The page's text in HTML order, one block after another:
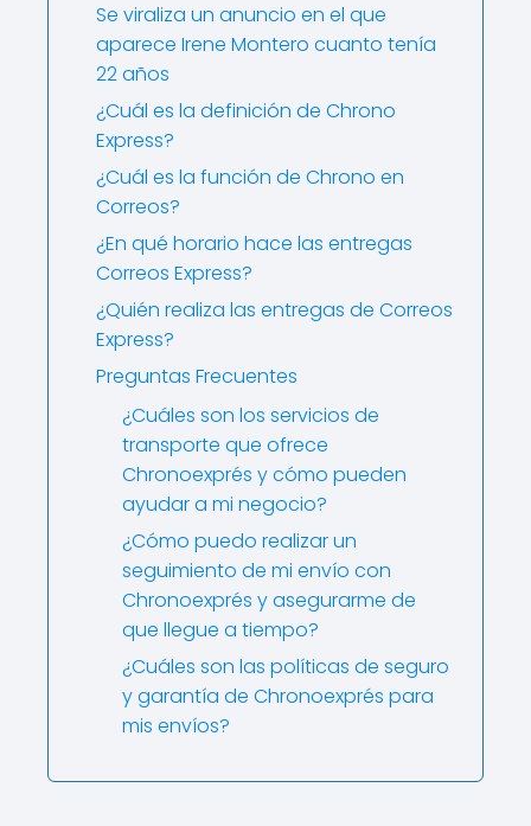
Se viraliza un anuncio en el que
aparece Irene Montero cuanto tenía
22 años
¿Cuál es la definición de Chrono
Express?
¿Cuál es la función de Chrono en
Correos?
¿En qué horario hace las entregas
Correos Express?
¿Quién realiza las entregas de Correos
Express?
Preguntas Frecuentes
¿Cuáles son los servicios de
transporte que ofrece
Chronoexprés y cómo pueden
ayudar a mi negocio?
¿Cómo puedo realizar un
seguimiento de mi envío con
Chronoexprés y asegurarme de
que llegue a tiempo?
¿Cuáles son las políticas de seguro
y garantía de Chronoexprés para
mis envíos?